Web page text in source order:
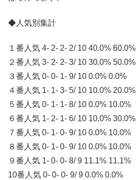
◆人気別集計
１番人気 4- 2- 2- 2/ 10 40.0% 60.0%
２番人気 3- 2- 2- 3/ 10 30.0% 50.0%
３番人気 0- 0- 1- 9/ 10 0.0% 0.0%
４番人気 1- 1- 3- 5/ 10 10.0% 20.0%
５番人気 0- 1- 1- 8/ 10 0.0% 10.0%
６番人気 1- 2- 1- 6/ 10 10.0% 30.0%
７番人気 0- 1- 0- 9/ 10 0.0% 10.0%
８番人気 0- 1- 0- 9/ 10 0.0% 10.0%
９番人気 1- 0- 0- 8/ 9 11.1% 11.1%
10番人気 0- 0- 0- 9/ 9 0.0% 0.0%